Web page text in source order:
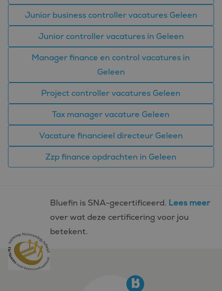
Junior business controller vacatures Geleen
Junior controller vacatures in Geleen
Manager finance en control vacatures in
Geleen
Project controller vacatures Geleen
Tax manager vacature Geleen
Vacature financieel directeur Geleen
Zzp finance opdrachten in Geleen
Bluefin is SNA-gecertificeerd. Lees meer
over wat deze certificering voor jou
betekent.
.bing.com
mijn Microsoft als
kan worden ingesteld
aangenomen dat het
synchroniseert tussen
Microsoft-domeinen,
waardoor gebruikers
kunnen worden
gevolgd.
SM
.c.clarity.ms Sessie
Dit is een Microsoft
MSN 1st party cookie
die we gebruiken om
het gebruik van de
website voor interne